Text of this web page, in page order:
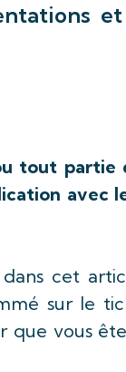
tout
avec
cet
sur le
que vous